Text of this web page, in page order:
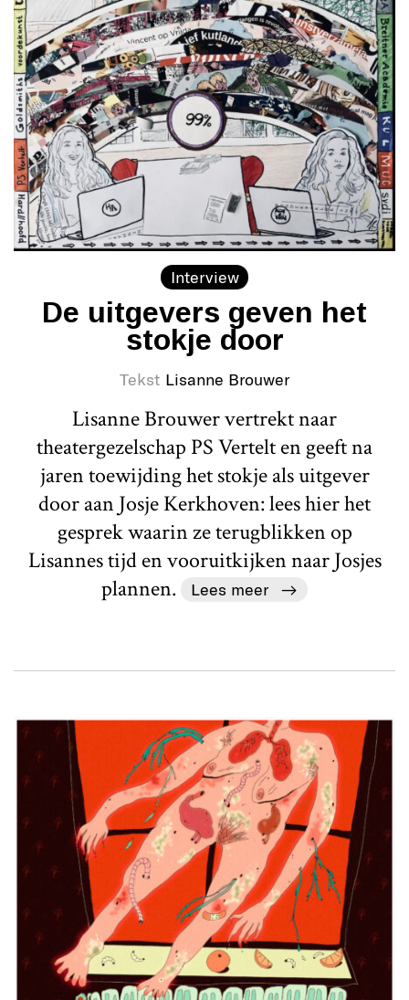
Interview
De uitgevers geven het
stokje door
Tekst Lisanne Brouwer
Lisanne Brouwer vertrekt naar
theatergezelschap PS Vertelt en geeft na
jaren toewijding het stokje als uitgever
door aan Josje Kerkhoven: lees hier het
gesprek waarin ze terugblikken op
Lisannes tijd en vooruitkijken naar Josjes
plannen.
Lees meer